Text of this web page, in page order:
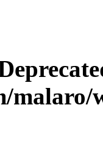
malaro/